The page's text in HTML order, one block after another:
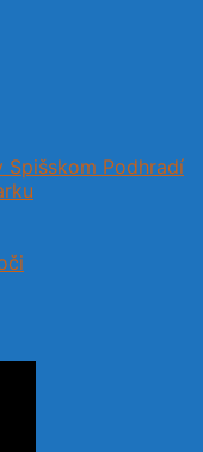
Spišskom Podhradí